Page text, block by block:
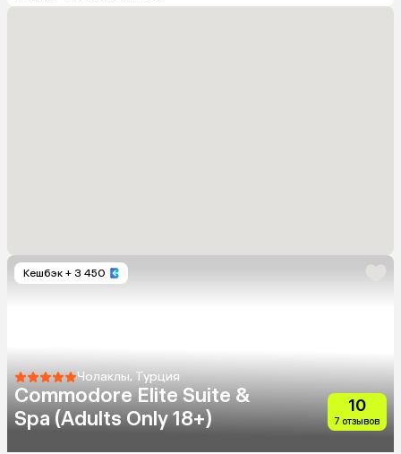
Кешбэк + 3 450
Чолаклы, Турция
Commodore Elite Suite &
Spa (Adults Only 18+)
10
7 отзывов